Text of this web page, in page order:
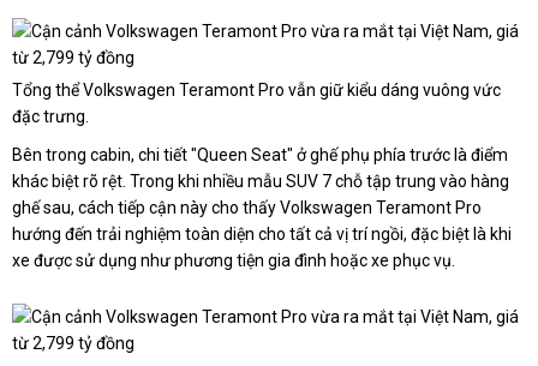
Tổng thể Volkswagen Teramont Pro vẫn giữ kiểu dáng vuông vức
đặc trưng.
Bên trong cabin, chi tiết "Queen Seat" ở ghế phụ phía trước là điểm
khác biệt rõ rệt. Trong khi nhiều mẫu SUV 7 chỗ tập trung vào hàng
ghế sau, cách tiếp cận này cho thấy Volkswagen Teramont Pro
hướng đến trải nghiệm toàn diện cho tất cả vị trí ngồi, đặc biệt là khi
xe được sử dụng như phương tiện gia đình hoặc xe phục vụ.